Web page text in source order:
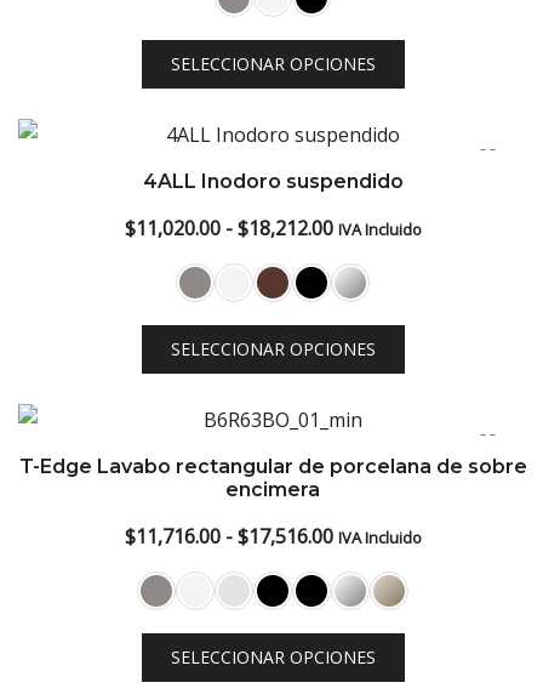
desde
$12,760.00
$20,068.00
SELECCIONAR OPCIONES
4ALL Inodoro suspendido
$11,020.00 - $18,212.00Rango
de
precios:
desde
$11,020.00
$18,212.00
IVA Incluido
SELECCIONAR OPCIONES
T-Edge Lavabo rectangular de porcelana de sobre
encimera
$11,716.00 - $17,516.00Rango
de
precios:
desde
$11,716.00
IVA Incluido
SELECCIONAR OPCIONES